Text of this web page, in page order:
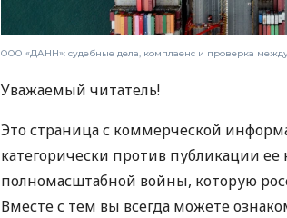
ООО «ДАНН»: судебные дела, комплаенс и проверка
Уважаемый читатель!
Это страница с коммерческой
категорически против публикации ее
полномасштабной войны, которую
Вместе с тем вы всегда можете